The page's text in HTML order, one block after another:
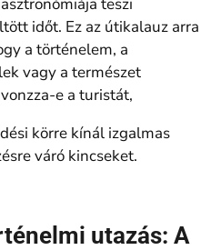
időt. Ez az útikalauz arra
a történelem, a
vagy a természet
e a turistát,
körre kínál izgalmas
váró kincseket.
utazás: A